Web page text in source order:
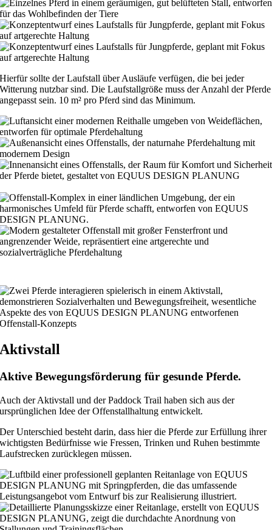
Hierfür sollte der Laufstall über Ausläufe verfügen, die bei jeder
Witterung nutzbar sind. Die Laufstallgröße muss der Anzahl der Pferde
angepasst sein. 10 m² pro Pferd sind das Minimum.
Aktivstall
Aktive Bewegungsförderung für gesunde Pferde.
Auch der Aktivstall und der Paddock Trail haben sich aus der
ursprünglichen Idee der Offenstallhaltung entwickelt.
Der Unterschied besteht darin, dass hier die Pferde zur Erfüllung ihrer
wichtigsten Bedürfnisse wie Fressen, Trinken und Ruhen bestimmte
Laufstrecken zurücklegen müssen.